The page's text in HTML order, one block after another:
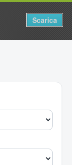
Scarica